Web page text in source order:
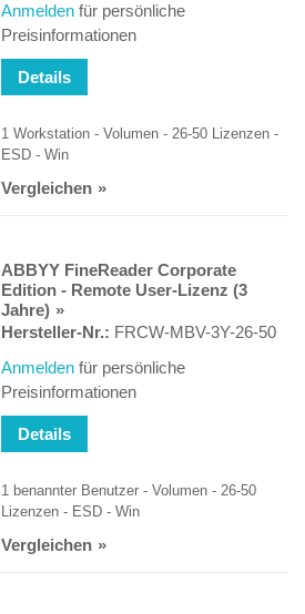
Anmelden für persönliche
Preisinformationen
Details
1 Workstation - Volumen - 26-50 Lizenzen -
ESD - Win
Vergleichen
ABBYY FineReader Corporate
Edition - Remote User-Lizenz (3
Jahre)
Hersteller-Nr.: FRCW-MBV-3Y-26-50
Anmelden für persönliche
Preisinformationen
Details
1 benannter Benutzer - Volumen - 26-50
Lizenzen - ESD - Win
Vergleichen